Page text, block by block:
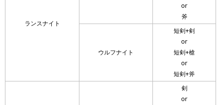
ランスナイト
or
斧
ウルフナイト
短剣+剣
or
短剣+槍
or
短剣+斧
剣
or